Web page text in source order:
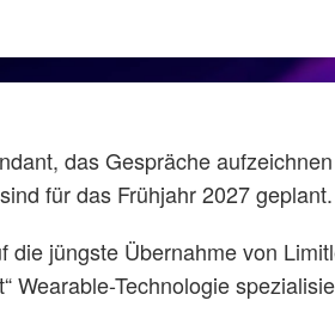
Samuel Boivin/
das Gespräche
für das Frühjahr 2027 geplant.
die jüngste Übernahme von
Wearable-Technologie